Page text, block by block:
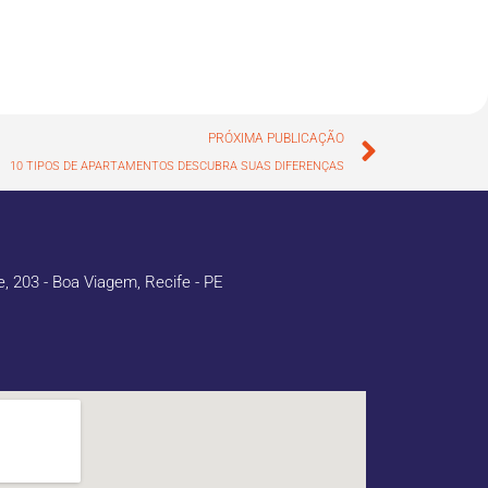
PRÓXIMA PUBLICAÇÃO
10 TIPOS DE APARTAMENTOS DESCUBRA SUAS DIFERENÇAS
203 - Boa Viagem, Recife - PE